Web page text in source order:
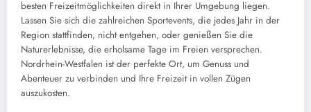
besten Freizeitmöglichkeiten direkt in Ihrer Umgebung liegen.
Lassen Sie sich die zahlreichen Sportevents, die jedes Jahr in der
Region stattfinden, nicht entgehen, oder genießen Sie die
Naturerlebnisse, die erholsame Tage im Freien versprechen.
Nordrhein-Westfalen ist der perfekte Ort, um Genuss und
Abenteuer zu verbinden und Ihre Freizeit in vollen Zügen
auszukosten.